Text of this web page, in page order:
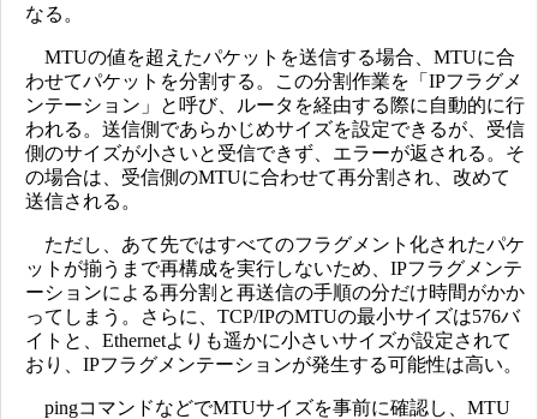
なる。
MTUの値を超えたパケットを送信する場合、MTUに合
わせてパケットを分割する。この分割作業を「IPフラグメ
ンテーション」と呼び、ルータを経由する際に自動的に行
われる。送信側であらかじめサイズを設定できるが、受信
側のサイズが小さいと受信できず、エラーが返される。そ
の場合は、受信側のMTUに合わせて再分割され、改めて
送信される。
ただし、あて先ではすべてのフラグメント化されたパケ
ットが揃うまで再構成を実行しないため、IPフラグメンテ
ーションによる再分割と再送信の手順の分だけ時間がかか
ってしまう。さらに、TCP/IPのMTUの最小サイズは576バ
イトと、Ethernetよりも遥かに小さいサイズが設定されて
おり、IPフラグメンテーションが発生する可能性は高い。
pingコマンドなどでMTUサイズを事前に確認し、MTU